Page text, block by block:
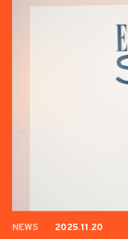
NEWS 2025.11.20